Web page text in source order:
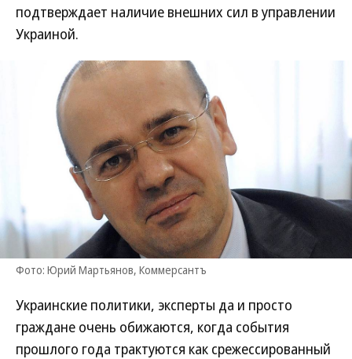
подтверждает наличие внешних сил в управлении
Украиной.
Фото: Юрий Мартьянов, Коммерсантъ
Украинские политики, эксперты да и просто
граждане очень обижаются, когда события
прошлого года трактуются как срежессированный